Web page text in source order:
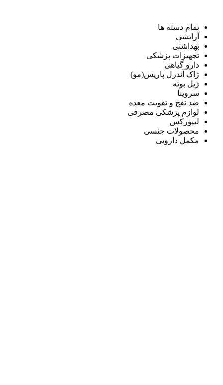
تمام دسته ها
آرایشی
بهداشتی
تجهیزات پزشکی
دارو گیاهی
ژاک آندرل پاریس(مو)
ژیل بوته
سروینا
ضد نفخ و تقویت معده
لوازم پزشکی مصرفی
لیپورکس
محصولات جنسی
مکمل دارویی